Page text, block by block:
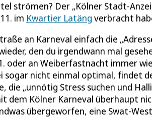
strömen? Der „Kölner Stadt-
im Kwartier Latäng verbracht
an Karneval einfach die
den du irgendwann mal
oder an Weiberfastnacht immer
sogar nicht einmal optimal, findet
die „unnötig Stress suchen und
dem Kölner Karneval überhaupt
übergeworfen, eine Swat-